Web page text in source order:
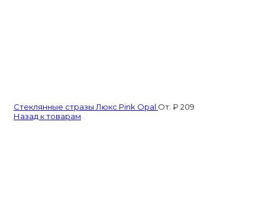
Стеклянные стразы Люкс Pink Opal От: ₽ 209
Назад к товарам